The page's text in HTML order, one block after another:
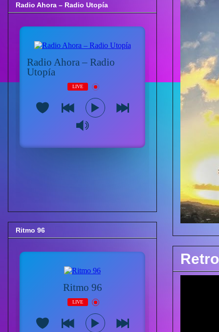
Radio Ahora – Radio Utopía
Ritmo 96